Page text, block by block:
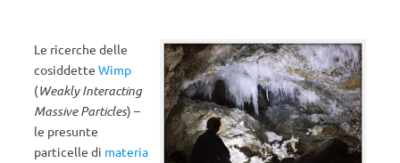
Le ricerche delle
cosiddette Wimp
(Weakly Interacting
Massive Particles) –
le presunte
particelle di materia